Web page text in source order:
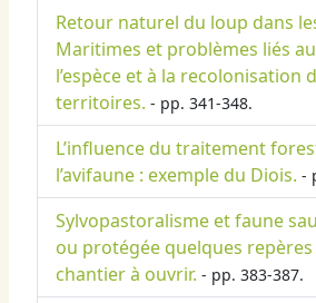
Retour naturel du loup dans
Maritimes et problèmes liés
l’espèce et à la recolonisation
territoires. - pp. 341-348.
L’influence du traitement
l’avifaune : exemple du Diois. -
Sylvopastoralisme et faune
ou protégée quelques
chantier à ouvrir. - pp. 383-387.